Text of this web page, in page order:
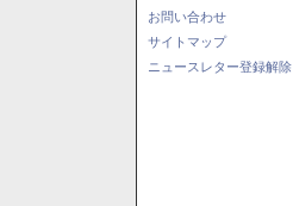
お問い合わせ
サイトマップ
ニュースレター登録解除